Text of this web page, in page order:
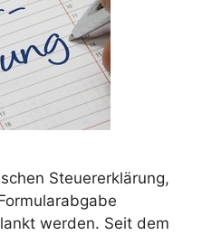
Steuererklärung,
werden. Seit dem